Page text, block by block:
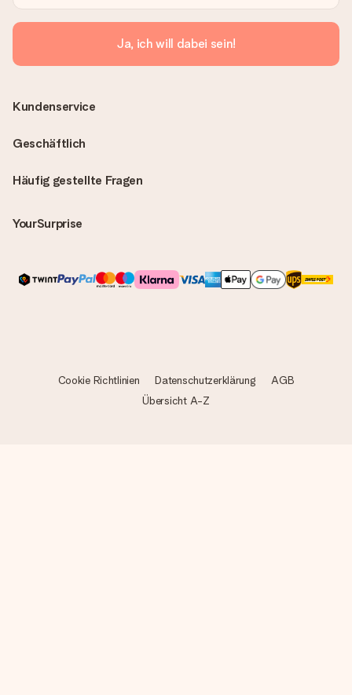
Ja, ich will dabei sein!
Häufig gestellte Fragen
YourSurprise
Kundenservice
Geschäftlich
Cookie Richtlinien Datenschutzerklärung
AGB
Übersicht A-Z